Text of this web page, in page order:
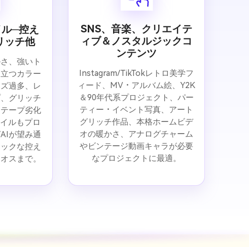
─控え
ッチ他
、強いト
つカラー
過多、レ
グリッチ
ープ劣化
ルもプロ
が望み通
クな控え
スまで。
SNS、音楽、クリエイテ
ィブ＆ノスタルジックコ
ンテンツ
Instagram/TikTokレトロ美学フ
ィード、MV・アルバム絵、Y2K
＆90年代系プロジェクト、パー
ティー・イベント写真、アート
グリッチ作品、本格ホームビデ
オの暖かさ、アナログチャーム
やビンテージ動画キャラが必要
なプロジェクトに最適。